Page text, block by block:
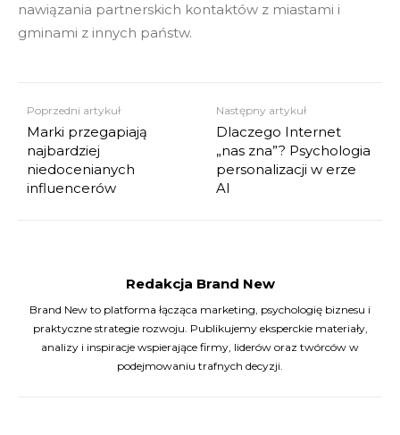
nawiązania partnerskich kontaktów z miastami i
gminami z innych państw.
Poprzedni artykuł
Marki przegapiają
najbardziej
niedocenianych
influencerów
Następny artykuł
Dlaczego Internet
„nas zna”? Psychologia
personalizacji w erze
AI
Redakcja Brand New
Brand New to platforma łącząca marketing, psychologię biznesu i
praktyczne strategie rozwoju. Publikujemy eksperckie materiały,
analizy i inspiracje wspierające firmy, liderów oraz twórców w
podejmowaniu trafnych decyzji.